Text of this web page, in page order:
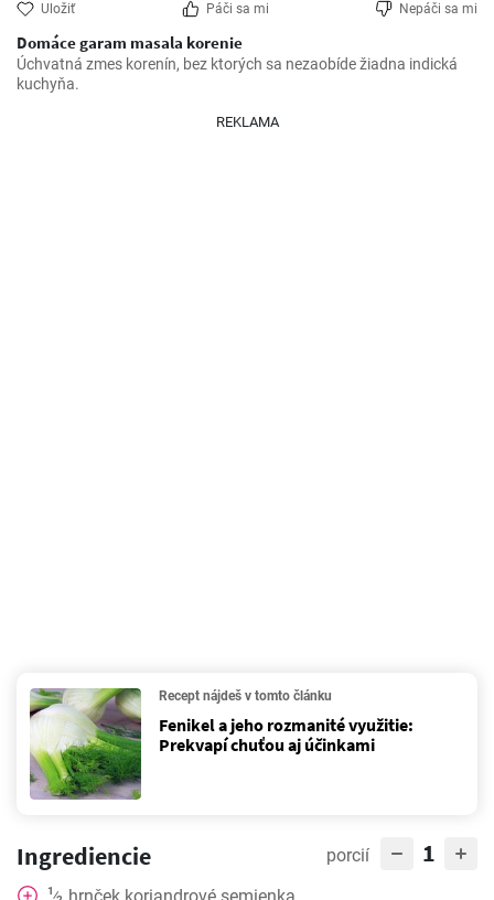
Uložiť Páči sa mi Nepáči sa mi
Domáce garam masala korenie
Úchvatná zmes korenín, bez ktorých sa nezaobíde žiadna indická
kuchyňa.
REKLAMA
Recept nájdeš v tomto článku
Fenikel a jeho rozmanité využitie:
Prekvapí chuťou aj účinkami
Ingrediencie porcií 1
1⁄